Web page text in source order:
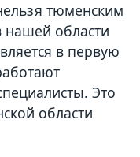
тюменским
области
в первую
Это
области